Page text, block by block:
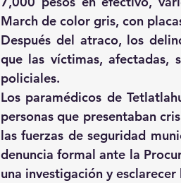
March de color gris, con
Después del atraco, los
que las víctimas, afectadas,
policiales.
Los paramédicos de
personas que presentaban
las fuerzas de seguridad
denuncia formal ante la
una investigación y esclarecer